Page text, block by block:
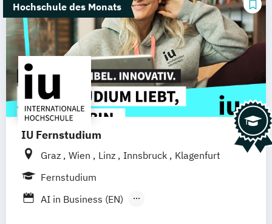
Hochschule des Monats
IU Fernstudium
Graz Wien Linz Innsbruck
Klagenfurt
Fernstudium
AI in Business (EN)